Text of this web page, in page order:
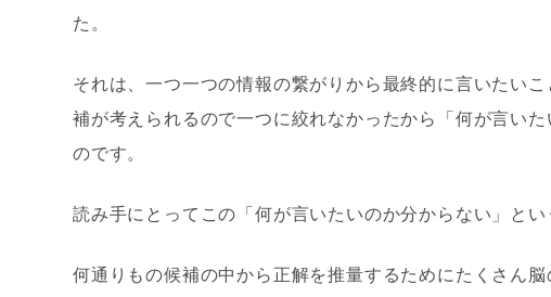
た。
それは、一つ一つの情報の繋がりから最終的に言いたい
補が考えられるので一つに絞れなかったから「何が言い
のです。
読み手にとってこの「何が言いたいのか分からない」とい
何通りもの候補の中から正解を推量するためにたくさん